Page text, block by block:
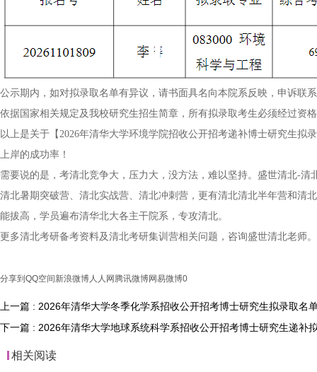
公示期内，如对拟录取名单有异议，请书面具名向本院系反映，申诉联
依据国家相关规定及我校研究生招生简章，所有拟录取考生必须经过资
以上是关于【2026年清华大学环境学院招收公开招考递补博士研究生
上岸的成功率！
需要说的是，考清北竞争大，压力大，没方法，难以坚持。盛世清北-
清北暑期突破营、清北实战营、清北冲刺营，更有清北清北半年营和清
能拔高，学员遍布清华北大各主干院系，专攻清北。
更多清北考研备考资料及清北考研集训营相关问题，咨询盛世清北老师。
分享到 QQ空间 新浪微博人人网 腾讯微博网易微博0
上一篇 : 2026年清华大学冬季化学系招收公开招考博士研究生拟录取名
下一篇 : 2026年清华大学地球系统科学系招收公开招考博士研究生递补
相关阅读